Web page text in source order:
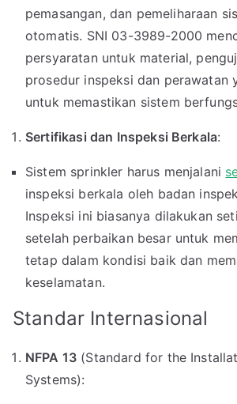
pemasangan, dan pemeliharaan
otomatis. SNI 03-3989-2000
persyaratan untuk material,
prosedur inspeksi dan perawatan
untuk memastikan sistem
Sertifikasi dan Inspeksi Berkala:
Sistem sprinkler harus menjalani
inspeksi berkala oleh badan
Inspeksi ini biasanya dilakukan
setelah perbaikan besar untuk
tetap dalam kondisi baik dan
keselamatan.
Standar Internasional
NFPA 13 (Standard for the
Systems):